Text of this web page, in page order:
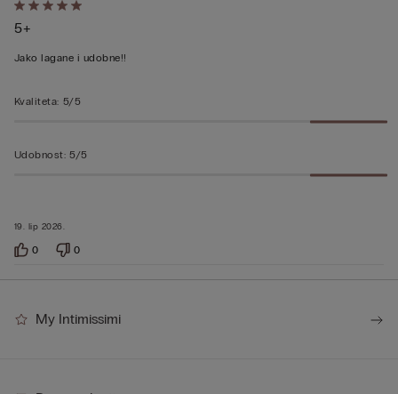
Dali
ste
ocjenu
od
19. lip 2026.
5+
Jako lagane i udobne!!
Kvaliteta: 5/5
Udobnost: 5/5
0 0
My Intimissimi